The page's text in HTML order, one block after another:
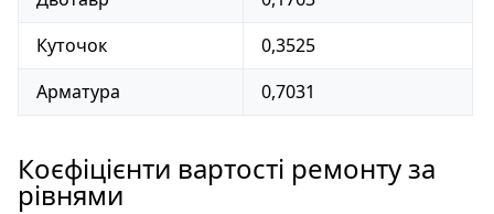
Куточок
0,3525
Арматура
0,7031
Коєфіцієнти вартості ремонту за
рівнями